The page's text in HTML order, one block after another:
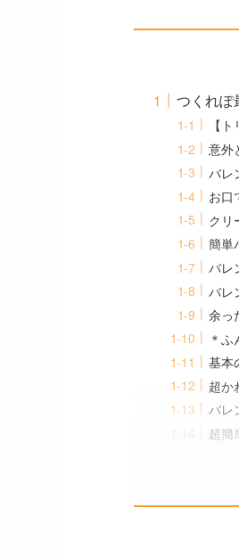
つくれぽ
【
意外
バレ
お口
クリ
簡単
バレ
バレ
余っ
＊
基本
超か
バレ
超簡